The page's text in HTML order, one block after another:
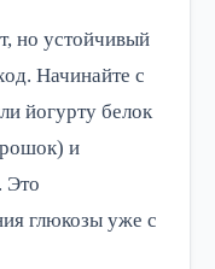
но устойчивый
Начинайте с
йогурту белок
и
Это
глюкозы уже с